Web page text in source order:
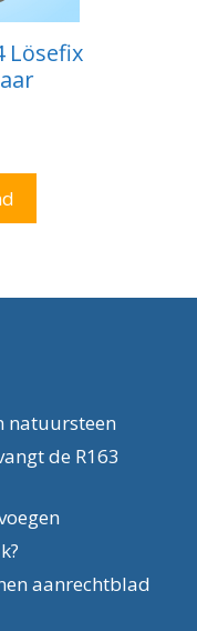
Lösefix
natuursteen
de R163
aanrechtblad